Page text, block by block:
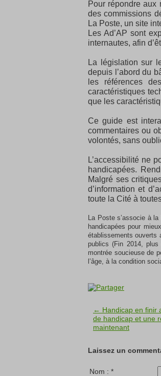
Pour répondre aux
des commissions
La Poste, un site
Les Ad’AP sont
internautes, afin
La législation sur
depuis l’abord du
les références
caractéristiques
que les
Ce guide est
commentaires ou
volontés, sans
L’accessibilité ne
handicapées.
Malgré ses
d’information et
toute la Cité à
La Poste s’associe à
handicapées pour
établissements ouverts
publics (Fin 2014,
montrée soucieuse de
l’âge, à la condition
← Handicap en finir
de handicap et une
maintenant
Laissez un
Nom : *